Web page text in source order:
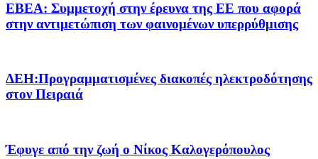
ΕΒΕΑ: Συμμετοχή στην έρευνα της ΕΕ που αφορά
στην αντιμετώπιση των φαινομένων υπερρύθμισης
ΔΕΗ:Προγραμματισμένες διακοπές ηλεκτροδότησης
στον Πειραιά
Έφυγε από την ζωή ο Νίκος Καλογερόπουλος